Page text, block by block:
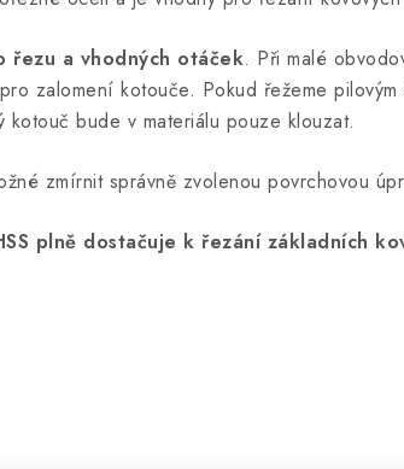
řezu a vhodných otáček. Při malé
zalomení kotouče. Pokud řežeme
bude v materiálu pouze klouzat.
zmírnit správně zvolenou povrchovou
plně dostačuje k řezání základních